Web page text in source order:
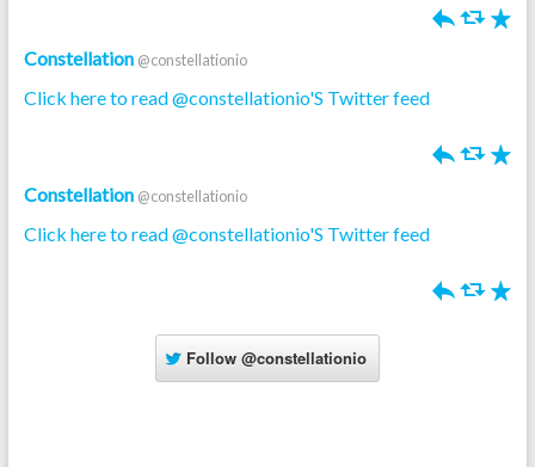
h J R
Constellation @constellationio
Click here to read @constellationio'S Twitter feed
h J R
Constellation @constellationio
Click here to read @constellationio'S Twitter feed
h J R
Follow @constellationio